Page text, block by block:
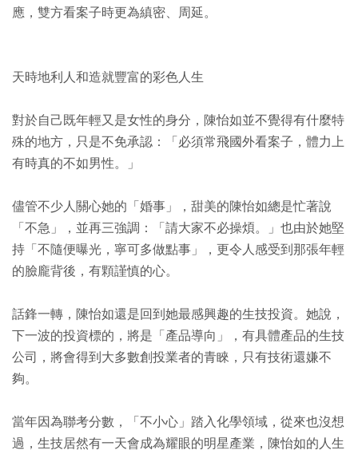
應，雙方看案子時更為縝密、周延。
天時地利人和造就豐富的彩色人生
對於自己既年輕又是女性的身分，陳怡如並不覺得有什麼特
殊的地方，只是不免承認：「必須常飛國外看案子，體力上
有時真的不如男性。」
儘管不少人關心她的「婚事」，甜美的陳怡如總是忙著說
「不急」，並再三強調：「請大家不必操煩。」也由於她堅
持「不隨便曝光，寧可多做點事」，更令人感受到那張年輕
的臉龐背後，有顆謹慎的心。
話鋒一轉，陳怡如還是回到她最感興趣的生技投資。她說，
下一波的投資標的，將是「產品導向」，有具體產品的生技
公司，將會得到大多數創投業者的青睞，只有技術還嫌不
夠。
當年因為聯考分數，「不小心」踏入化學領域，從來也沒想
過，生技居然有一天會成為耀眼的明星產業，陳怡如的人生